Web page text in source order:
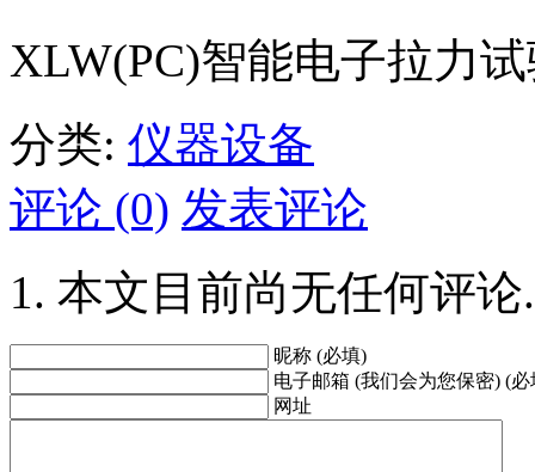
XLW(PC)智能电子拉力
分类: 仪器设备
评论 (0) 发表评论
本文目前尚无任何评论.
昵称 (必填)
电子邮箱 (我们会为您保密) (必
网址